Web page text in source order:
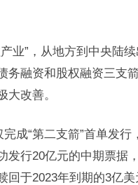
业”，从地方到中央陆
务融资和股权融资三支
大改善。
成“第二支箭”首单发行
行20亿元的中期票据
回于2023年到期的3亿